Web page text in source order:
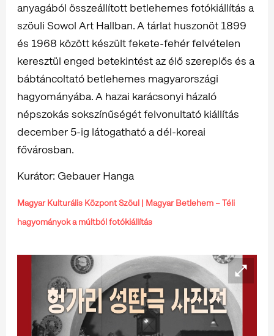
anyagából összeállított betlehemes fotókiállítás a
szöuli Sowol Art Hallban. A tárlat huszonöt 1899
és 1968 között készült fekete-fehér felvételen
keresztül enged betekintést az élő szereplős és a
bábtáncoltató betlehemes magyarországi
hagyományába. A hazai karácsonyi házaló
népszokás sokszínűségét felvonultató kiállítás
december 5-ig látogatható a dél-koreai
fővárosban.
Kurátor: Gebauer Hanga
Magyar Kulturális Központ Szöul | Magyar Betlehem – Téli
hagyományok a múltból fotókiállítás